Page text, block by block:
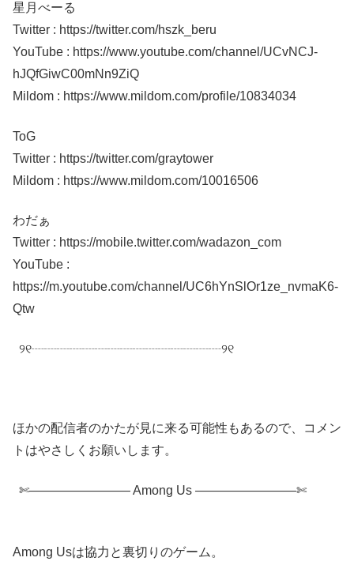
星月べーる
Twitter : https://twitter.com/hszk_beru
YouTube : https://www.youtube.com/channel/UCvNCJ-
hJQfGiwC00mNn9ZiQ
Mildom : https://www.mildom.com/profile/10834034
ToG
Twitter : https://twitter.com/graytower
Mildom : https://www.mildom.com/10016506
わだぁ
Twitter : https://mobile.twitter.com/wadazon_com
YouTube :
https://m.youtube.com/channel/UC6hYnSlOr1ze_nvmaK6-
Qtw
୨୧┈┈┈┈┈┈┈┈┈┈┈┈┈┈┈୨୧
ほかの配信者のかたが見に来る可能性もあるので、コメン
トはやさしくお願いします。
✄———————— Among Us ————————✄
Among Usは協力と裏切りのゲーム。